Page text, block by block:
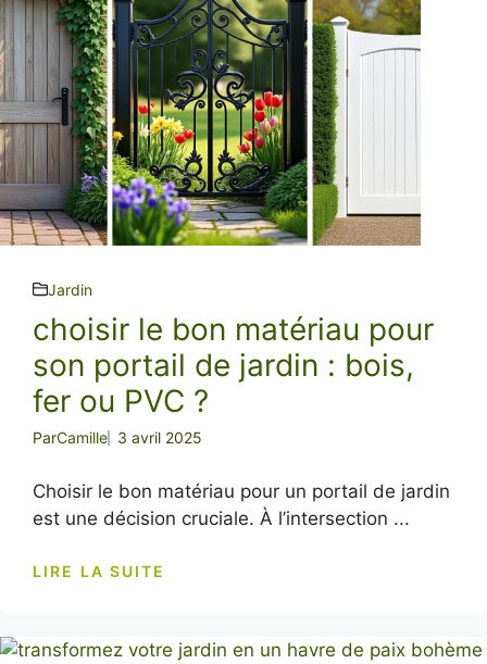
Jardin
choisir le bon matériau pour
son portail de jardin : bois,
fer ou PVC ?
ParCamille 3 avril 2025
Choisir le bon matériau pour un portail de jardin
est une décision cruciale. À l’intersection ...
LIRE LA SUITE